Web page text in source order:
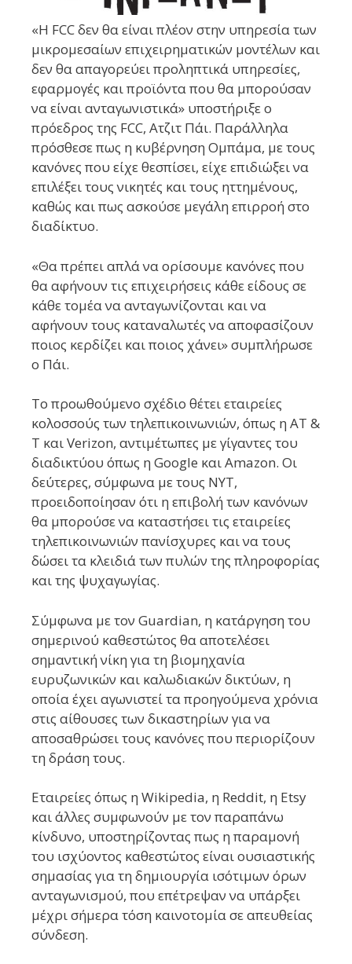
«Η FCC δεν θα είναι πλέον στην υπηρεσία των
μικρομεσαίων επιχειρηματικών μοντέλων και
δεν θα απαγορεύει προληπτικά υπηρεσίες,
εφαρμογές και προϊόντα που θα μπορούσαν
να είναι ανταγωνιστικά» υποστήριξε ο
πρόεδρος της FCC, Ατζιτ Πάι. Παράλληλα
πρόσθεσε πως η κυβέρνηση Ομπάμα, με τους
κανόνες που είχε θεσπίσει, είχε επιδιώξει να
επιλέξει τους νικητές και τους ηττημένους,
καθώς και πως ασκούσε μεγάλη επιρροή στο
διαδίκτυο.
«Θα πρέπει απλά να ορίσουμε κανόνες που
θα αφήνουν τις επιχειρήσεις κάθε είδους σε
κάθε τομέα να ανταγωνίζονται και να
αφήνουν τους καταναλωτές να αποφασίζουν
ποιος κερδίζει και ποιος χάνει» συμπλήρωσε
ο Πάι.
Το προωθούμενο σχέδιο θέτει εταιρείες
κολοσσούς των τηλεπικοινωνιών, όπως η AT &
T και Verizon, αντιμέτωπες με γίγαντες του
διαδικτύου όπως η Google και Amazon. Οι
δεύτερες, σύμφωνα με τους NYT,
προειδοποίησαν ότι η επιβολή των κανόνων
θα μπορούσε να καταστήσει τις εταιρείες
τηλεπικοινωνιών πανίσχυρες και να τους
δώσει τα κλειδιά των πυλών της πληροφορίας
και της ψυχαγωγίας.
Σύμφωνα με τον Guardian, η κατάργηση του
σημερινού καθεστώτος θα αποτελέσει
σημαντική νίκη για τη βιομηχανία
ευρυζωνικών και καλωδιακών δικτύων, η
οποία έχει αγωνιστεί τα προηγούμενα χρόνια
στις αίθουσες των δικαστηρίων για να
αποσαθρώσει τους κανόνες που περιορίζουν
τη δράση τους.
Εταιρείες όπως η Wikipedia, η Reddit, η Etsy
και άλλες συμφωνούν με τον παραπάνω
κίνδυνο, υποστηρίζοντας πως η παραμονή
του ισχύοντος καθεστώτος είναι ουσιαστικής
σημασίας για τη δημιουργία ισότιμων όρων
ανταγωνισμού, που επέτρεψαν να υπάρξει
μέχρι σήμερα τόση καινοτομία σε απευθείας
σύνδεση.